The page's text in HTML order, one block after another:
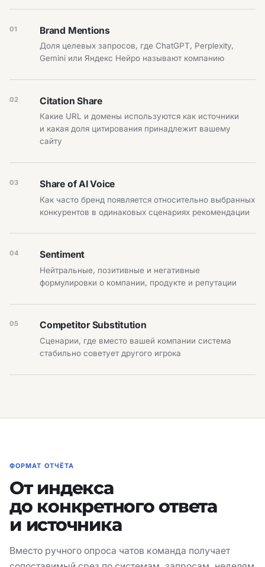
01 Brand Mentions
Доля целевых запросов, где ChatGPT, Perplexity,
Gemini или Яндекс Нейро называют компанию
02 Citation Share
Какие URL и домены используются как источники
и какая доля цитирования принадлежит вашему
сайту
03 Share of AI Voice
Как часто бренд появляется относительно выбранных
конкурентов в одинаковых сценариях рекомендации
04 Sentiment
Нейтральные, позитивные и негативные
формулировки о компании, продукте и репутации
05 Competitor Substitution
Сценарии, где вместо вашей компании система
стабильно советует другого игрока
ФОРМАТ ОТЧЁТА
От индекса
до конкретного ответа
и источника
Вместо ручного опроса чатов команда получает